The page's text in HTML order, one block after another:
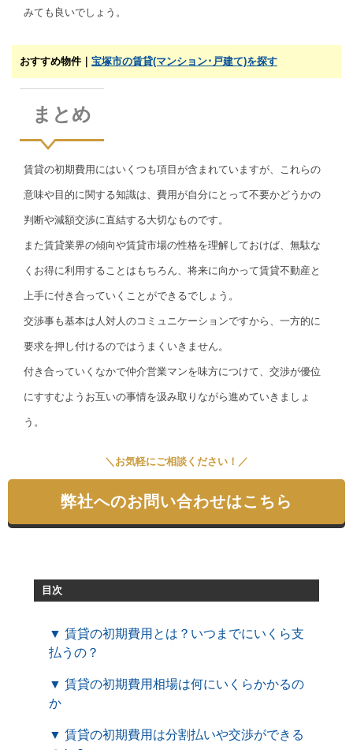
みても良いでしょう。
おすすめ物件｜ 宝塚市の賃貸(マンション･戸建て)を探す
まとめ
賃貸の初期費用にはいくつも項目が含まれていますが、これらの
意味や目的に関する知識は、費用が自分にとって不要かどうかの
判断や減額交渉に直結する大切なものです。
また賃貸業界の傾向や賃貸市場の性格を理解しておけば、無駄な
くお得に利用することはもちろん、将来に向かって賃貸不動産と
上手に付き合っていくことができるでしょう。
交渉事も基本は人対人のコミュニケーションですから、一方的に
要求を押し付けるのではうまくいきません。
付き合っていくなかで仲介営業マンを味方につけて、交渉が優位
にすすむようお互いの事情を汲み取りながら進めていきましょ
う。
＼お気軽にご相談ください！／
弊社へのお問い合わせはこちら
目次
▼ 賃貸の初期費用とは？いつまでにいくら支
払うの？
▼ 賃貸の初期費用相場は何にいくらかかるの
か
▼ 賃貸の初期費用は分割払いや交渉ができる